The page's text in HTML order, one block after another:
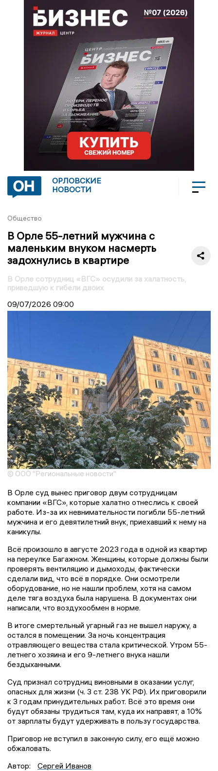
ОРЛОВСКИЕ
НОВОСТИ
Общество
В Орле 55-летний мужчина с
маленьким внуком насмерть
задохнулись в квартире
В Орле сотрудниц «ВГС» осудили за халатность,
приведшую к гибели двоих
09/07/2026 09:00
© ООО "Региональные новости"
В Орле суд вынес приговор двум сотрудницам
компании «ВГС», которые халатно отнеслись к своей
работе. Из-за их невнимательности погибли 55-летний
мужчина и его девятилетний внук, приехавший к нему на
каникулы.
Всё произошло в августе 2023 года в одной из квартир
на переулке Багажном. Женщины, которые должны были
проверять вентиляцию и дымоходы, фактически
сделали вид, что всё в порядке. Они осмотрели
оборудование, но не нашли проблем, хотя на самом
деле тяга воздуха была нарушена. В документах они
написали, что воздухообмен в норме.
В итоге смертельный угарный газ не вышел наружу, а
остался в помещении. За ночь концентрация
отравляющего вещества стала критической. Утром 55-
летнего хозяина и его 9-летнего внука нашли
бездыханными.
Суд признал сотрудниц виновными в оказании услуг,
опасных для жизни (ч. 3 ст. 238 УК РФ). Их приговорили
к 3 годам принудительных работ. Всё это время они
будут обязаны трудиться там, куда их направят, а 10%
от зарплаты будут удерживать в пользу государства.
Приговор не вступил в законную силу, его ещё можно
обжаловать.
Автор:
Сергей Иванов